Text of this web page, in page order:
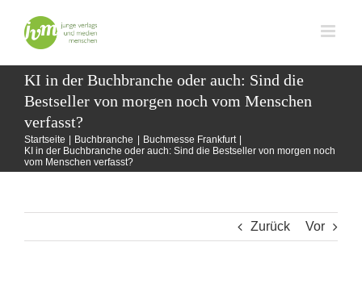
Inhalt
springen
KI in der Buchbranche oder auch: Sind die
Bestseller von morgen noch vom Menschen
verfasst?
Startseite Buchbranche
Buchmesse Frankfurt
KI in der Buchbranche oder auch: Sind die Bestseller von morgen noch
vom Menschen verfasst?
Zurück Vor